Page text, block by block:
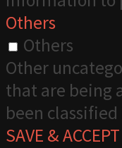
Others
Others
Other
that are being
been
SAVE & ACCEPT